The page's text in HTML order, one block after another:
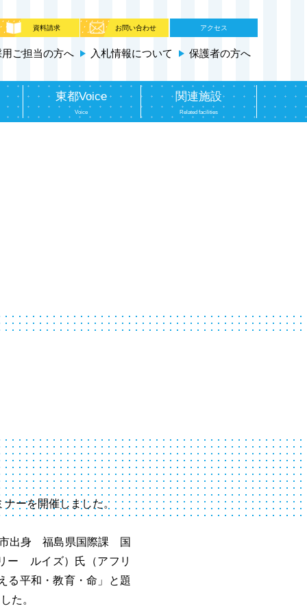
資料請求 お問い合わせ アクセス
用ご担当の方へ 入札情報について 保護者の方へ
東都Voice
Voice
関連施設
Related facilities
ーを開催しました。
市出身 福島県国際課 国
ー ルイズ）氏（アフリ
る平和・教育・命」と題
た。